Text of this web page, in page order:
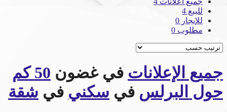
للبيع 4
للإيجار 0
مطلوب 0
جميع الإعلانات في غضون
50 كم
حول البرلس في سكني في شقة